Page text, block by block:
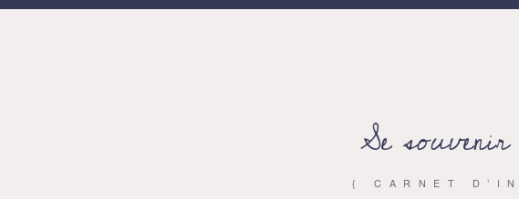
Se souvenir
{ CARNET